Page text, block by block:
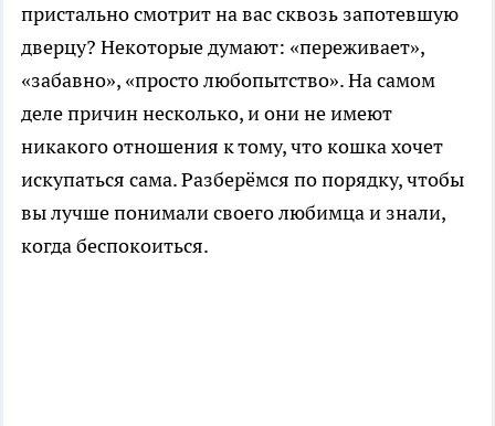
пристально смотрит на вас сквозь запотевшую
дверцу? Некоторые думают: «переживает»,
«забавно», «просто любопытство». На самом
деле причин несколько, и они не имеют
никакого отношения к тому, что кошка хочет
искупаться сама. Разберёмся по порядку, чтобы
вы лучше понимали своего любимца и знали,
когда беспокоиться.